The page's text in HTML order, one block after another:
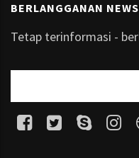
BERLANGGANAN
Tetap terinformasi -